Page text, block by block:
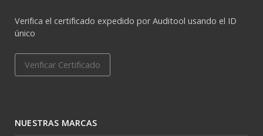
Verifica el certificado expedido por Auditool usando el ID
único
Verificar Certificado
NUESTRAS MARCAS